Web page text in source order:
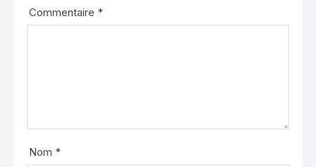
Commentaire *
Nom *